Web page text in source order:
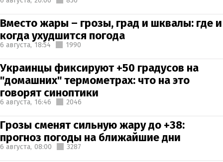
Вместо жары – грозы, град и шквалы: где и
когда ухудшится погода
6 августа, 18:54 1990
Украинцы фиксируют +50 градусов на
"домашних" термометрах: что на это
говорят синоптики
6 августа, 16:46 2046
Грозы сменят сильную жару до +38:
прогноз погоды на ближайшие дни
6 августа, 08:00 3287